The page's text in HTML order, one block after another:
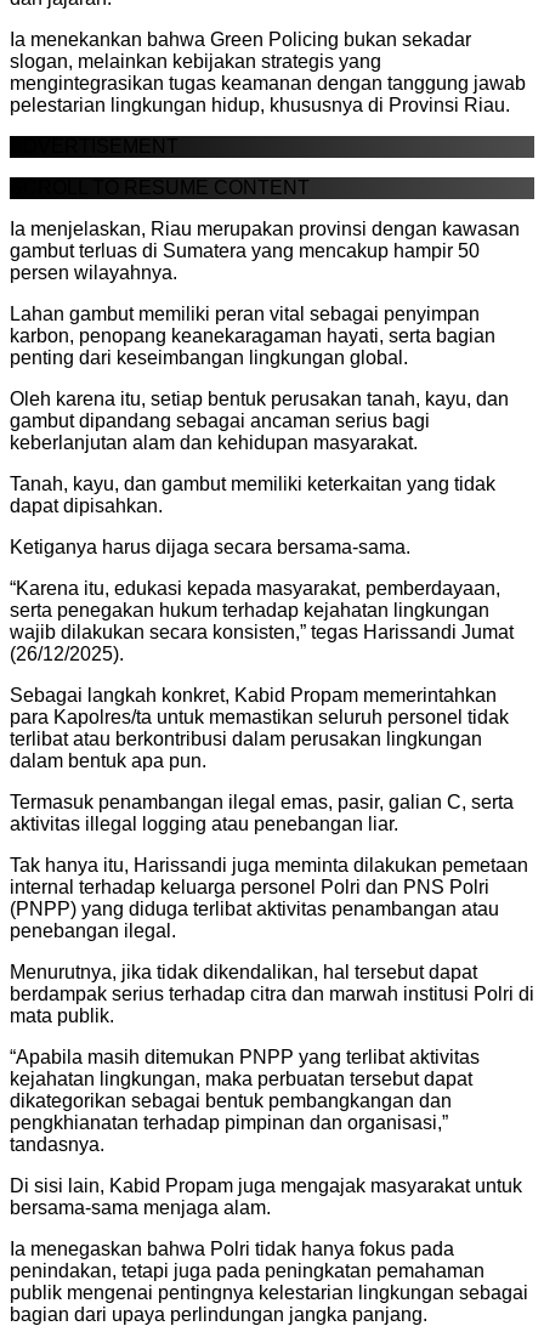
Ia menekankan bahwa Green Policing bukan sekadar
slogan, melainkan kebijakan strategis yang
mengintegrasikan tugas keamanan dengan tanggung jawab
pelestarian lingkungan hidup, khususnya di Provinsi Riau.
ADVERTISEMENT
SCROLL TO RESUME CONTENT
Ia menjelaskan, Riau merupakan provinsi dengan kawasan
gambut terluas di Sumatera yang mencakup hampir 50
persen wilayahnya.
Lahan gambut memiliki peran vital sebagai penyimpan
karbon, penopang keanekaragaman hayati, serta bagian
penting dari keseimbangan lingkungan global.
Oleh karena itu, setiap bentuk perusakan tanah, kayu, dan
gambut dipandang sebagai ancaman serius bagi
keberlanjutan alam dan kehidupan masyarakat.
Tanah, kayu, dan gambut memiliki keterkaitan yang tidak
dapat dipisahkan.
Ketiganya harus dijaga secara bersama-sama.
“Karena itu, edukasi kepada masyarakat, pemberdayaan,
serta penegakan hukum terhadap kejahatan lingkungan
wajib dilakukan secara konsisten,” tegas Harissandi Jumat
(26/12/2025).
Sebagai langkah konkret, Kabid Propam memerintahkan
para Kapolres/ta untuk memastikan seluruh personel tidak
terlibat atau berkontribusi dalam perusakan lingkungan
dalam bentuk apa pun.
Termasuk penambangan ilegal emas, pasir, galian C, serta
aktivitas illegal logging atau penebangan liar.
Tak hanya itu, Harissandi juga meminta dilakukan pemetaan
internal terhadap keluarga personel Polri dan PNS Polri
(PNPP) yang diduga terlibat aktivitas penambangan atau
penebangan ilegal.
Menurutnya, jika tidak dikendalikan, hal tersebut dapat
berdampak serius terhadap citra dan marwah institusi Polri di
mata publik.
“Apabila masih ditemukan PNPP yang terlibat aktivitas
kejahatan lingkungan, maka perbuatan tersebut dapat
dikategorikan sebagai bentuk pembangkangan dan
pengkhianatan terhadap pimpinan dan organisasi,”
tandasnya.
Di sisi lain, Kabid Propam juga mengajak masyarakat untuk
bersama-sama menjaga alam.
Ia menegaskan bahwa Polri tidak hanya fokus pada
penindakan, tetapi juga pada peningkatan pemahaman
publik mengenai pentingnya kelestarian lingkungan sebagai
bagian dari upaya perlindungan jangka panjang.